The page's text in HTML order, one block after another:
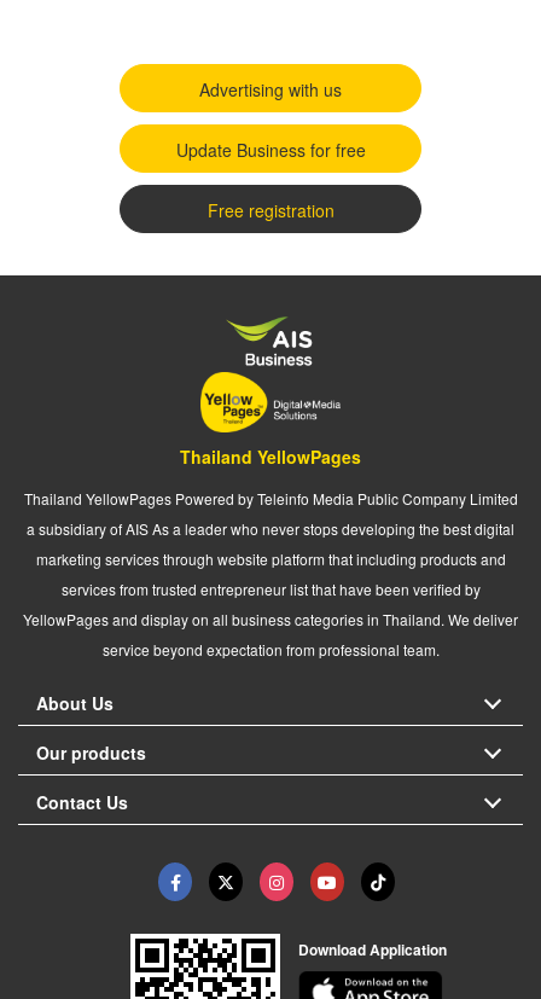
Advertising with us
Update Business for free
Free registration
Thailand YellowPages
Thailand YellowPages Powered by Teleinfo Media Public Company Limited
a subsidiary of AIS As a leader who never stops developing the best digital
marketing services through website platform that including products and
services from trusted entrepreneur list that have been verified by
YellowPages and display on all business categories in Thailand. We deliver
service beyond expectation from professional team.
About Us
Our products
Contact Us
Download Application